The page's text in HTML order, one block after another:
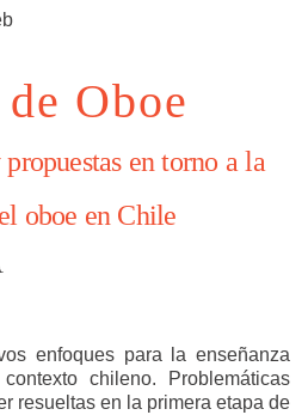
Oboe
en torno a la
oboe en Chile
enfoques para la enseñanza
chileno. Problemáticas
resueltas en la primera etapa de